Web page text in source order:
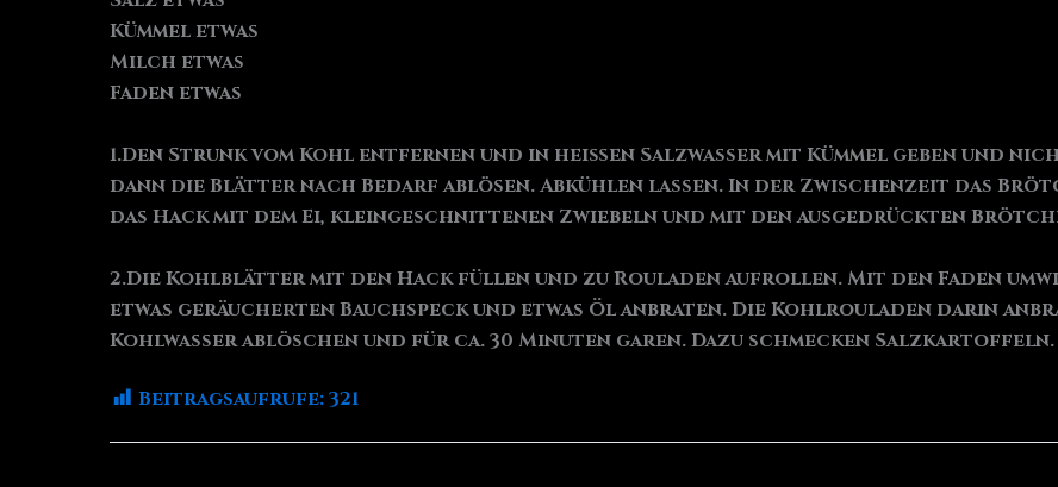
Kümmel etwas
Milch etwas
Faden etwas
1.Den Strunk vom Kohl entfernen und in heißen Salzwasser mit Kümmel geben und
dann die Blätter nach Bedarf ablösen. Abkühlen lassen. In der Zwischenzeit das
das Hack mit dem Ei, kleingeschnittenen Zwiebeln und mit den ausgedrückten
2.Die Kohlblätter mit den Hack füllen und zu Rouladen aufrollen. Mit den Faden
etwas geräucherten Bauchspeck und etwas Öl anbraten. Die Kohlrouladen darin
Kohlwasser ablöschen und für ca. 30 Minuten garen. Dazu schmecken Salzkartoffeln.
Beitragsaufrufe:321